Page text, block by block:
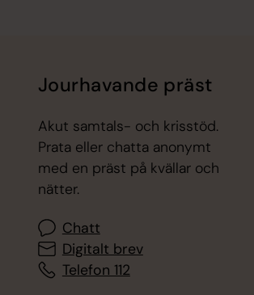
Jourhavande präst
Akut samtals- och krisstöd.
Prata eller chatta anonymt
med en präst på kvällar och
nätter.
Chatt
Digitalt brev
Telefon 112